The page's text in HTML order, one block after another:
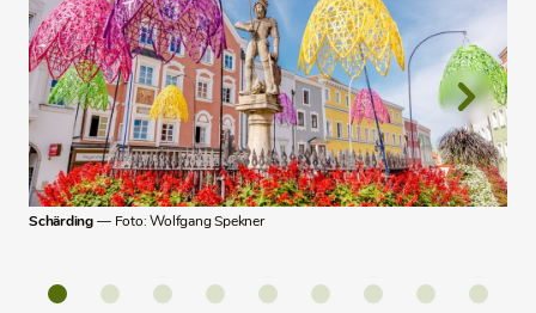
Schärding— Foto: Wolfgang Spekner